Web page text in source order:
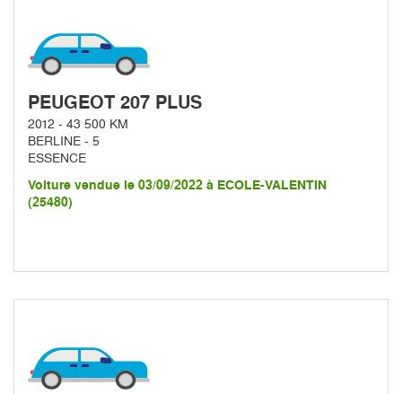
PEUGEOT 207 PLUS
2012 - 43 500 KM
BERLINE - 5
ESSENCE
Voiture vendue le 03/09/2022 à ECOLE-VALENTIN
(25480)